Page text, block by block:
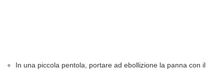
In una piccola pentola, portare ad ebollizione la panna con il